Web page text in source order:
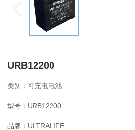
URB12200
类别：可充电电池
型号：URB12200
品牌：ULTRALIFE